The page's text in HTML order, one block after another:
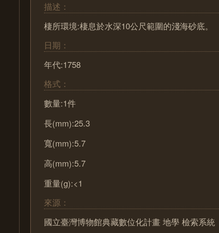
描述：
棲所環境:棲息於水深10公尺範圍的淺海砂底。
日期：
年代:1758
格式：
數量:1件
長(mm):25.3
寬(mm):5.7
高(mm):5.7
重量(g):<1
來源：
國立臺灣博物館典藏數位化計畫 地學 檢索系統